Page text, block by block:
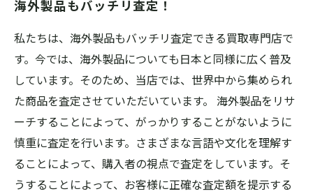
海外製品もバッチリ査定！
私たちは、海外製品もバッチリ査定できる買取専門店で
す。今では、海外製品についても日本と同様に広く普及
しています。そのため、当店では、世界中から集められ
た商品を査定させていただいています。 海外製品をリサ
ーチすることによって、がっかりすることがないように
慎重に査定を行います。さまざまな言語や文化を理解す
ることによって、購入者の視点で査定をしています。そ
うすることによって、お客様に正確な査定額を提示する